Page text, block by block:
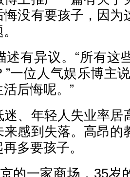
没有要孩子，因为
述有异议。“所有这
”一位人气娱乐博主
后悔呢。”
迷、年轻人失业率居
感到失落。高昂的
多要孩子。
的一家商场，35岁